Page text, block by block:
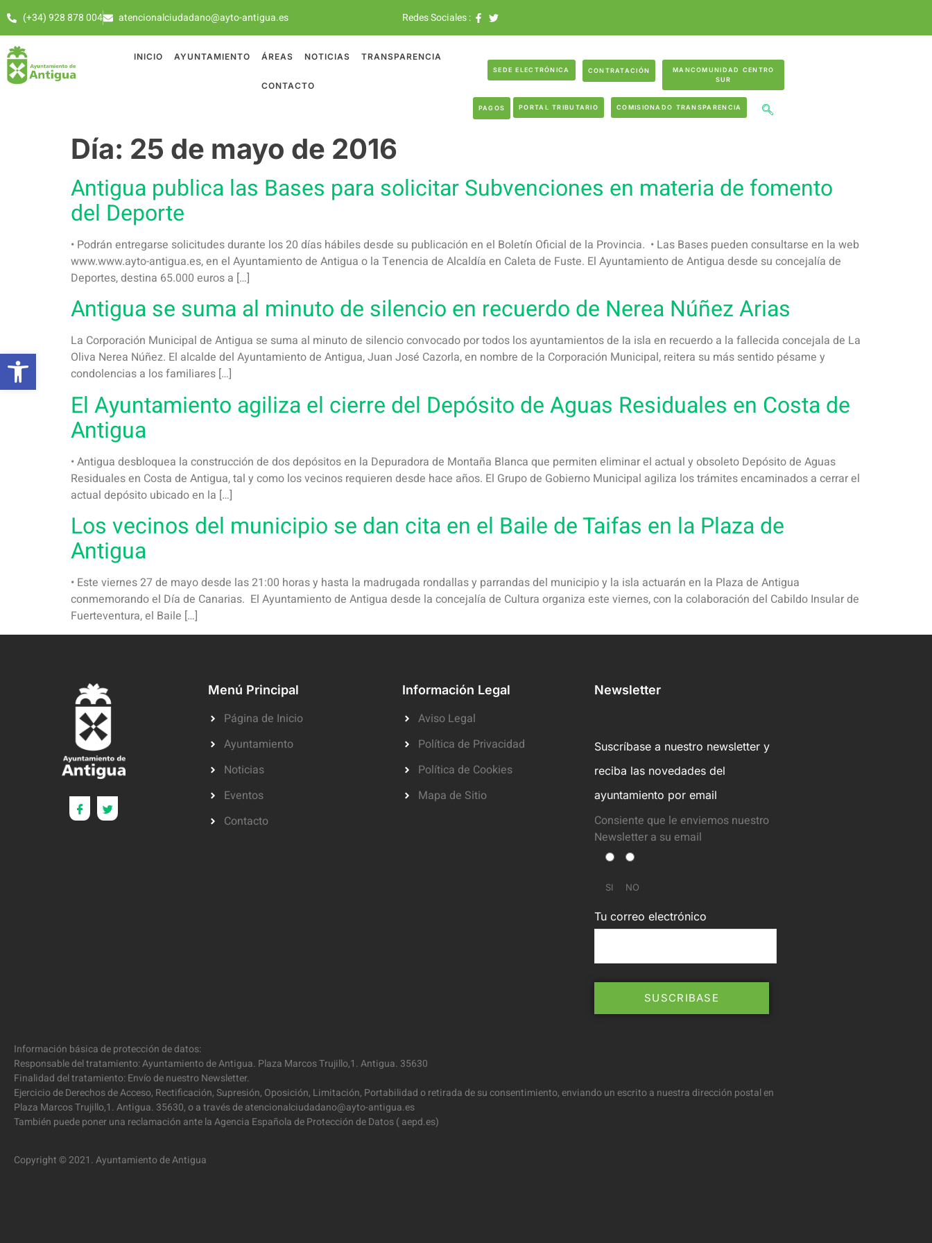
(+34) 928 878 004 atencionalciudadano@ayto-antigua.es Redes Sociales :
INICIO AYUNTAMIENTO ÁREAS NOTICIAS TRANSPARENCIA
CONTACTO
SEDE ELECTRÓNICA CONTRATACIÓN
MANCOMUNIDAD CENTRO
SUR
PAGOS PORTAL TRIBUTARIO COMISIONADO TRANSPARENCIA
Día: 25 de mayo de 2016
Antigua publica las Bases para solicitar Subvenciones en materia de fomento
del Deporte
• Podrán entregarse solicitudes durante los 20 días hábiles desde su publicación en el Boletín Oficial de la Provincia. • Las Bases pueden consultarse en la web
www.www.ayto-antigua.es, en el Ayuntamiento de Antigua o la Tenencia de Alcaldía en Caleta de Fuste. El Ayuntamiento de Antigua desde su concejalía de
Deportes, destina 65.000 euros a […]
Antigua se suma al minuto de silencio en recuerdo de Nerea Núñez Arias
La Corporación Municipal de Antigua se suma al minuto de silencio convocado por todos los ayuntamientos de la isla en recuerdo a la fallecida concejala de La
Oliva Nerea Núñez. El alcalde del Ayuntamiento de Antigua, Juan José Cazorla, en nombre de la Corporación Municipal, reitera su más sentido pésame y
condolencias a los familiares […]
El Ayuntamiento agiliza el cierre del Depósito de Aguas Residuales en Costa de
Antigua
• Antigua desbloquea la construcción de dos depósitos en la Depuradora de Montaña Blanca que permiten eliminar el actual y obsoleto Depósito de Aguas
Residuales en Costa de Antigua, tal y como los vecinos requieren desde hace años. El Grupo de Gobierno Municipal agiliza los trámites encaminados a cerrar el
actual depósito ubicado en la […]
Los vecinos del municipio se dan cita en el Baile de Taifas en la Plaza de
Antigua
• Este viernes 27 de mayo desde las 21:00 horas y hasta la madrugada rondallas y parrandas del municipio y la isla actuarán en la Plaza de Antigua
conmemorando el Día de Canarias. El Ayuntamiento de Antigua desde la concejalía de Cultura organiza este viernes, con la colaboración del Cabildo Insular de
Fuerteventura, el Baile […]
Menú Principal
Página de Inicio
Ayuntamiento
Noticias
Eventos
Contacto
Información Legal
Aviso Legal
Política de Privacidad
Política de Cookies
Mapa de Sitio
Newsletter
Suscríbase a nuestro newsletter y
reciba las novedades del
ayuntamiento por email
Consiente que le enviemos nuestro
Newsletter a su email
SI NO
Tu correo electrónico
Información básica de protección de datos:
Responsable del tratamiento: Ayuntamiento de Antigua. Plaza Marcos Trujillo,1. Antigua. 35630
Finalidad del tratamiento: Envío de nuestro Newsletter.
Ejercicio de Derechos de Acceso, Rectificación, Supresión, Oposición, Limitación, Portabilidad o retirada de su consentimiento, enviando un escrito a nuestra dirección postal en
Plaza Marcos Trujillo,1. Antigua. 35630, o a través de atencionalciudadano@ayto-antigua.es
También puede poner una reclamación ante la Agencia Española de Protección de Datos ( aepd.es)
Copyright © 2021. Ayuntamiento de Antigua
Abrir barra de herramientas